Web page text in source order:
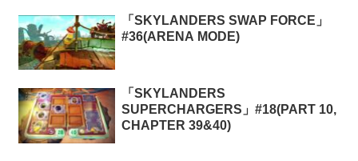
「SKYLANDERS SWAP FORCE」
#36(ARENA MODE)
「SKYLANDERS
SUPERCHARGERS」#18(PART 10,
CHAPTER 39&40)